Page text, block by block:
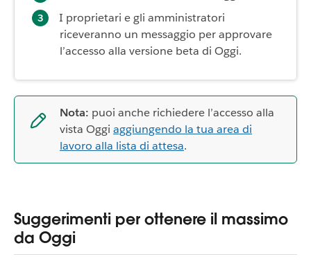
I proprietari e gli amministratori
riceveranno un messaggio per approvare
l’accesso alla versione beta di Oggi.
Nota: puoi anche richiedere l’accesso alla
vista Oggi aggiungendo la tua area di
lavoro alla lista di attesa.
Suggerimenti per ottenere il massimo
da Oggi